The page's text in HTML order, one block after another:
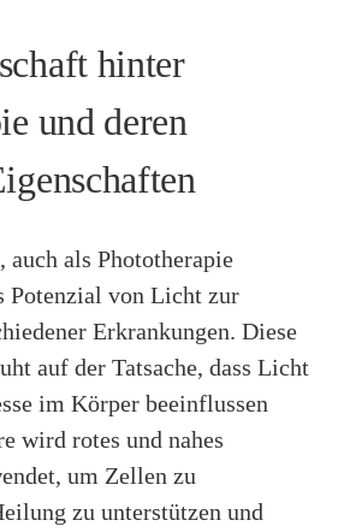
hinter
und deren
als Phototherapie
Potenzial von Licht zur
Erkrankungen. Diese
auf der Tatsache, dass Licht
im Körper beeinflussen
wird rotes und nahes
um Zellen zu
zu unterstützen und